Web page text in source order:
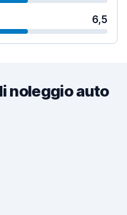
6,5
noleggio auto